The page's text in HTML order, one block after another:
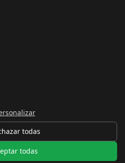
Todos los derechos reservados.
en La Línea
todas
todas